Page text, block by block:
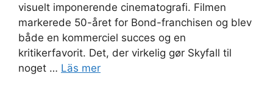
visuelt imponerende cinematografi. Filmen
markerede 50-året for Bond-franchisen og blev
både en kommerciel succes og en
kritikerfavorit. Det, der virkelig gør Skyfall til
noget … Läs mer